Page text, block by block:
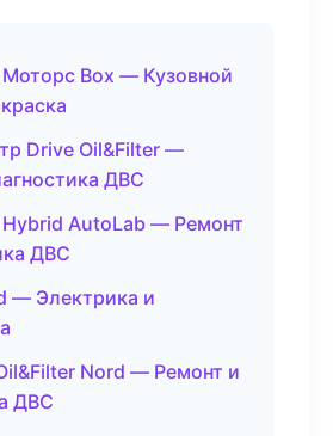
Моторс Box — Кузовной
Drive Oil&Filter —
ДВС
Hybrid AutoLab — Ремонт
ДВС
— Электрика и
Nord — Ремонт и
ДВС